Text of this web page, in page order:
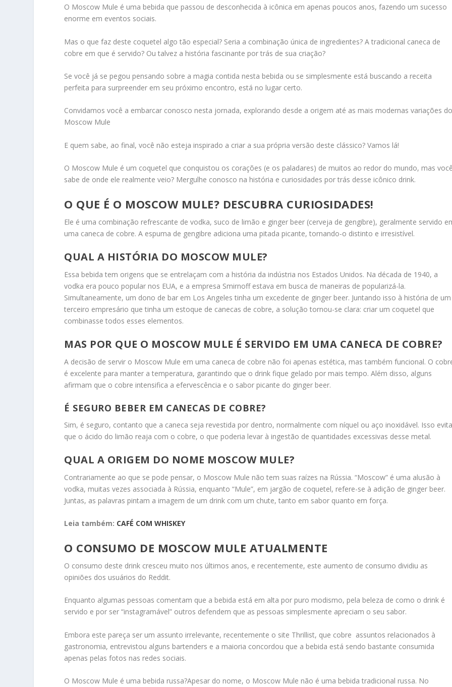
O Moscow Mule é uma bebida que passou de desconhecida à icônica em apenas poucos anos, fazendo um sucesso
enorme em eventos sociais.
Mas o que faz deste coquetel algo tão especial? Seria a combinação única de ingredientes? A tradicional caneca de
cobre em que é servido? Ou talvez a história fascinante por trás de sua criação?
Se você já se pegou pensando sobre a magia contida nesta bebida ou se simplesmente está buscando a receita
perfeita para surpreender em seu próximo encontro, está no lugar certo.
Convidamos você a embarcar conosco nesta jornada, explorando desde a origem até as mais modernas variações
Moscow Mule
E quem sabe, ao final, você não esteja inspirado a criar a sua própria versão deste clássico? Vamos lá!
O Moscow Mule é um coquetel que conquistou os corações (e os paladares) de muitos ao redor do mundo, mas
sabe de onde ele realmente veio? Mergulhe conosco na história e curiosidades por trás desse icônico drink.
O QUE É O MOSCOW MULE? DESCUBRA CURIOSIDADES!
Ele é uma combinação refrescante de vodka, suco de limão e ginger beer (cerveja de gengibre), geralmente servido
uma caneca de cobre. A espuma de gengibre adiciona uma pitada picante, tornando-o distinto e irresistível.
QUAL A HISTÓRIA DO MOSCOW MULE?
Essa bebida tem origens que se entrelaçam com a história da indústria nos Estados Unidos. Na década de 1940, a
vodka era pouco popular nos EUA, e a empresa Smirnoff estava em busca de maneiras de popularizá-la.
Simultaneamente, um dono de bar em Los Angeles tinha um excedente de ginger beer. Juntando isso à história de um
terceiro empresário que tinha um estoque de canecas de cobre, a solução tornou-se clara: criar um coquetel que
combinasse todos esses elementos.
MAS POR QUE O MOSCOW MULE É SERVIDO EM UMA CANECA DE COBRE?
A decisão de servir o Moscow Mule em uma caneca de cobre não foi apenas estética, mas também funcional. O
é excelente para manter a temperatura, garantindo que o drink fique gelado por mais tempo. Além disso, alguns
afirmam que o cobre intensifica a efervescência e o sabor picante do ginger beer.
É SEGURO BEBER EM CANECAS DE COBRE?
Sim, é seguro, contanto que a caneca seja revestida por dentro, normalmente com níquel ou aço inoxidável. Isso
que o ácido do limão reaja com o cobre, o que poderia levar à ingestão de quantidades excessivas desse metal.
QUAL A ORIGEM DO NOME MOSCOW MULE?
Contrariamente ao que se pode pensar, o Moscow Mule não tem suas raízes na Rússia. “Moscow” é uma alusão à
vodka, muitas vezes associada à Rússia, enquanto “Mule”, em jargão de coquetel, refere-se à adição de ginger beer.
Juntas, as palavras pintam a imagem de um drink com um chute, tanto em sabor quanto em força.
Leia também: CAFÉ COM WHISKEY
O CONSUMO DE MOSCOW MULE ATUALMENTE
O consumo deste drink cresceu muito nos últimos anos, e recentemente, este aumento de consumo dividiu as
opiniões dos usuários do Reddit.
Enquanto algumas pessoas comentam que a bebida está em alta por puro modismo, pela beleza de como o drink é
servido e por ser “instagramável” outros defendem que as pessoas simplesmente apreciam o seu sabor.
Embora este pareça ser um assunto irrelevante, recentemente o site Thrillist, que cobre assuntos relacionados à
gastronomia, entrevistou alguns bartenders e a maioria concordou que a bebida está sendo bastante consumida
apenas pelas fotos nas redes sociais.
O Moscow Mule é uma bebida russa?Apesar do nome, o Moscow Mule não é uma bebida tradicional russa. No